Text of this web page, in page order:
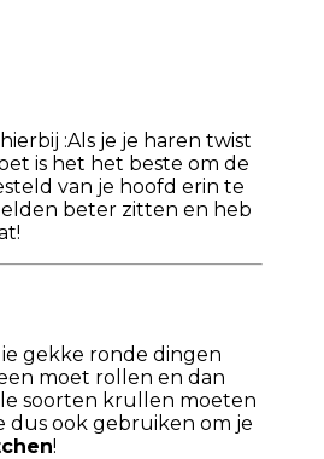
:Als je je haren twist
is het het beste om de
van je hoofd erin te
beter zitten en heb
gekke ronde dingen
moet rollen en dan
soorten krullen moeten
dus ook gebruiken om je
!